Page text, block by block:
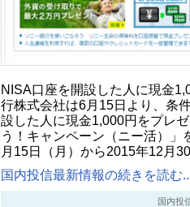
NISA口座を開設した人に現金
行株式会社は6月15日より、条
設した人に現金1,000円をプレ
う！キャンペーン（ニー活）」
月15日（月）から2015年12月
国内投信最新情報の続きを読む
国内投